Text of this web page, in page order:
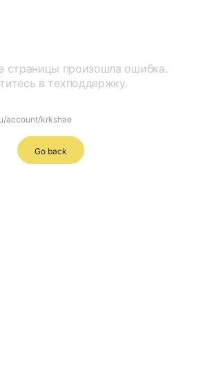
страницы произошла ошибка.
в техподдержку.
account/krkshae
Go back